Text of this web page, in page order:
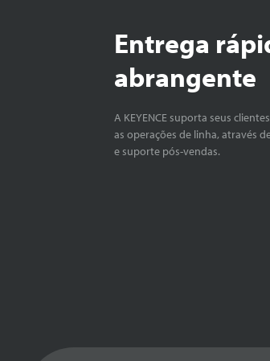
Entrega
abrangente
A KEYENCE suporta seus
as operações de linha, através
e suporte pós-vendas.